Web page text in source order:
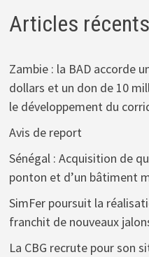
Articles récents
Zambie : la BAD accorde
dollars et un don de 10
le développement du
Avis de report
Sénégal : Acquisition de
ponton et d’un bâtiment
SimFer poursuit la
franchit de nouveaux
La CBG recrute pour son